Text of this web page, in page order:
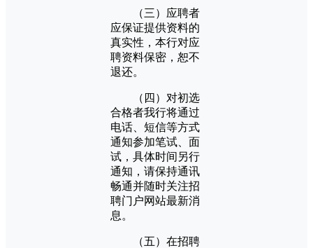
（三）应聘者
应保证提供资料的
真实性，本行对应
聘资料保密，恕不
退还。
（四）对初选
合格者我行将通过
电话、短信等方式
通知参加笔试、面
试，具体时间另行
通知，请保持通讯
畅通并随时关注招
聘门户网站最新消
息。
（五）在招聘